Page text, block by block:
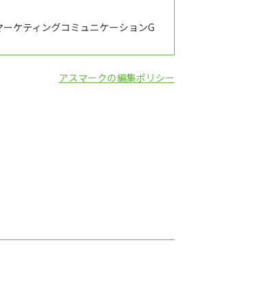
ケティングコミュニケーションG
アスマークの編集ポリシー